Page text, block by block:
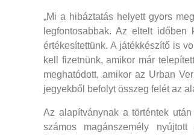
„Mi a hibáztatás helyett gyors
legfontosabbak. Az eltelt
értékesítettünk. A játékkészítő is
kell fizetnünk, amikor már
meghatódott, amikor az Urban
jegyekből befolyt összeg felét az
Az alapítványnak a történtek
számos magánszemély